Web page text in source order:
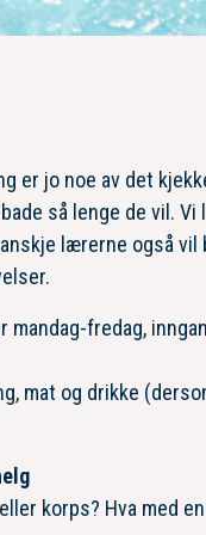
er jo noe av det
så lenge de vil. Vi
lærerne også vil
mandag-fredag,
mat og drikke
korps? Hva med